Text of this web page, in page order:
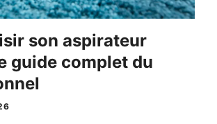
son aspirateur
guide complet du